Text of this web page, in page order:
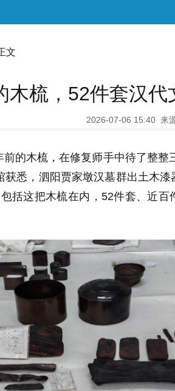
文
梳，52件套汉代
2026-07-06 15:40 来
的木梳，在修复师手中待了整整
获悉，泗阳贾家墩汉墓群出土木
括这把木梳在内，52件套、近百